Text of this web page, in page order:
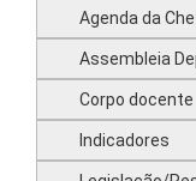
Agenda da
Assembleia
Corpo docente
Indicadores